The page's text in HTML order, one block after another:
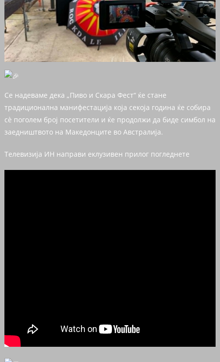
Се надеваме дека „Пиво и Скара Фест“ ќе стане
традиционална манифестација која секоја година ќе собира
сè поголем број посетители и ќе продолжи да биде симбол на
заедништвото на Македонците во Австралија.
Телевизија ИН направи еклузивен прилог погледнете